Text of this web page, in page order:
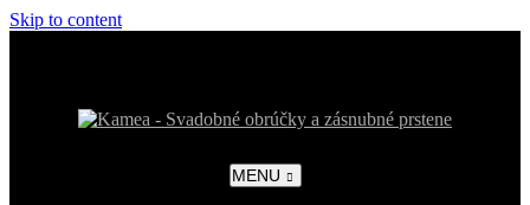
Skip to content
MENU